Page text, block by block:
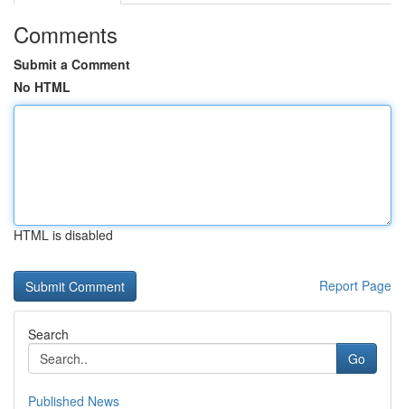
Comments
Submit a Comment
No HTML
HTML is disabled
Report Page
Search
Go
Published News